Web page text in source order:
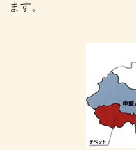
ます。